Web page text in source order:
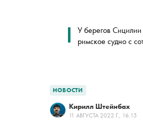
У берегов
римское судно с
НОВОСТИ
Кирилл Штейнбах
11 АВГУСТА 2022 Г., 16:15